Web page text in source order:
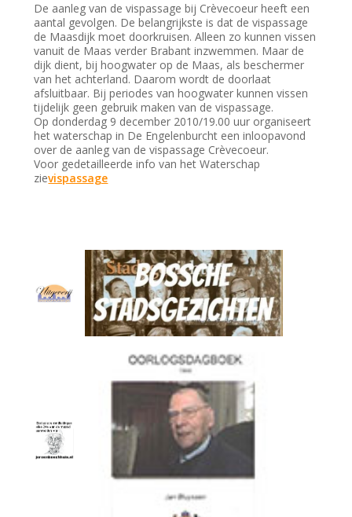
De aanleg van de vispassage bij Crèvecoeur heeft een
aantal gevolgen. De belangrijkste is dat de vispassage
de Maasdijk moet doorkruisen. Alleen zo kunnen vissen
vanuit de Maas verder Brabant inzwemmen. Maar de
dijk dient, bij hoogwater op de Maas, als beschermer
van het achterland. Daarom wordt de doorlaat
afsluitbaar. Bij periodes van hoogwater kunnen vissen
tijdelijk geen gebruik maken van de vispassage.
Op donderdag 9 december 2010/19.00 uur organiseert
het waterschap in De Engelenburcht een inloopavond
over de aanleg van de vispassage Crèvecoeur.
Voor gedetailleerde info van het Waterschap
zievispassage